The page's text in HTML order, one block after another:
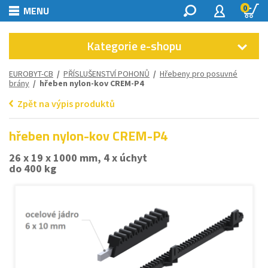
MENU 0
Kategorie e-shopu
EUROBYT-CB / PŘÍSLUŠENSTVÍ POHONŮ / Hřebeny pro posuvné
brány / hřeben nylon-kov CREM-P4
Zpět na výpis produktů
hřeben nylon-kov CREM-P4
26 x 19 x 1000 mm, 4 x úchyt
do 400 kg